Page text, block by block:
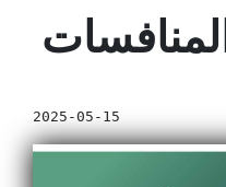
2025-05-15